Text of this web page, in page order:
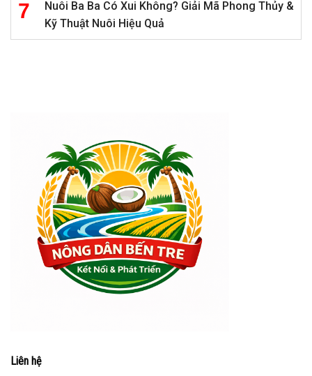
Nuôi Ba Ba Có Xui Không? Giải Mã Phong Thủy &
Kỹ Thuật Nuôi Hiệu Quả
Liên hệ